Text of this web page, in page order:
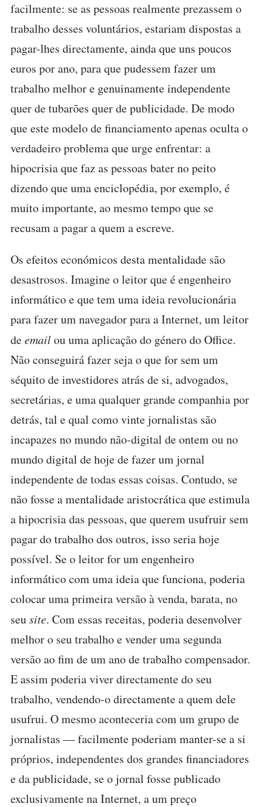
facilmente: se as pessoas realmente prezassem o
trabalho desses voluntários, estariam dispostas a
pagar-lhes directamente, ainda que uns poucos
euros por ano, para que pudessem fazer um
trabalho melhor e genuinamente independente
quer de tubarões quer de publicidade. De modo
que este modelo de financiamento apenas oculta o
verdadeiro problema que urge enfrentar: a
hipocrisia que faz as pessoas bater no peito
dizendo que uma enciclopédia, por exemplo, é
muito importante, ao mesmo tempo que se
recusam a pagar a quem a escreve.
Os efeitos económicos desta mentalidade são
desastrosos. Imagine o leitor que é engenheiro
informático e que tem uma ideia revolucionária
para fazer um navegador para a Internet, um leitor
deemailou uma aplicação do género do Office.
Não conseguirá fazer seja o que for sem um
séquito de investidores atrás de si, advogados,
secretárias, e uma qualquer grande companhia por
detrás, tal e qual como vinte jornalistas são
incapazes no mundo não-digital de ontem ou no
mundo digital de hoje de fazer um jornal
independente de todas essas coisas. Contudo, se
não fosse a mentalidade aristocrática que estimula
a hipocrisia das pessoas, que querem usufruir sem
pagar do trabalho dos outros, isso seria hoje
possível. Se o leitor for um engenheiro
informático com uma ideia que funciona, poderia
colocar uma primeira versão à venda, barata, no
seusite. Com essas receitas, poderia desenvolver
melhor o seu trabalho e vender uma segunda
versão ao fim de um ano de trabalho compensador.
E assim poderia viver directamente do seu
trabalho, vendendo-o directamente a quem dele
usufrui. O mesmo aconteceria com um grupo de
jornalistas — facilmente poderiam manter-se a si
próprios, independentes dos grandes financiadores
e da publicidade, se o jornal fosse publicado
exclusivamente na Internet, a um preço